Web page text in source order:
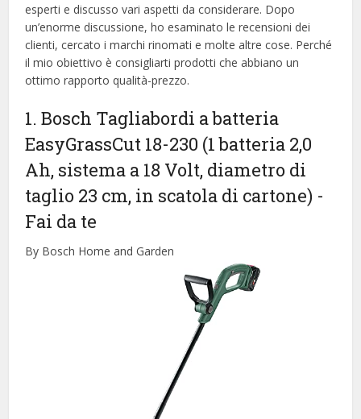
esperti e discusso vari aspetti da considerare. Dopo
un’enorme discussione, ho esaminato le recensioni dei
clienti, cercato i marchi rinomati e molte altre cose. Perché
il mio obiettivo è consigliarti prodotti che abbiano un
ottimo rapporto qualità-prezzo.
1. Bosch Tagliabordi a batteria
EasyGrassCut 18-230 (1 batteria 2,0
Ah, sistema a 18 Volt, diametro di
taglio 23 cm, in scatola di cartone) -
Fai da te
By Bosch Home and Garden